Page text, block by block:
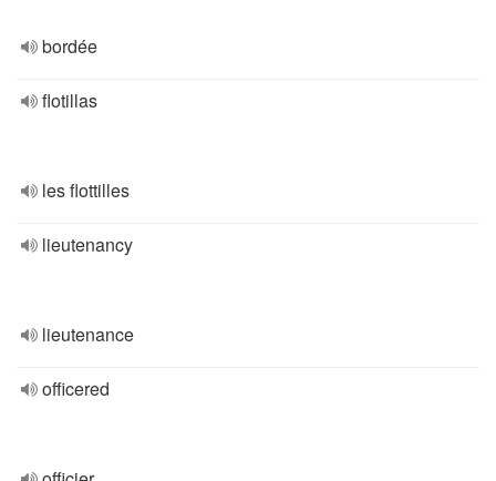
bordée
flotillas
les flottilles
lieutenancy
lieutenance
officered